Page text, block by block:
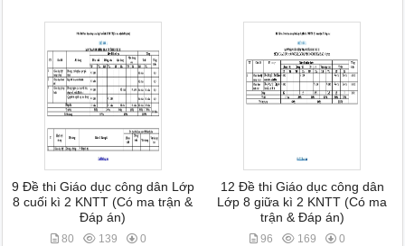
9 Đề thi Giáo dục công dân Lớp
8 cuối kì 2 KNTT (Có ma trận &
Đáp án)
80 139 0
12 Đề thi Giáo dục công dân
Lớp 8 giữa kì 2 KNTT (Có ma
trận & Đáp án)
96 169 0